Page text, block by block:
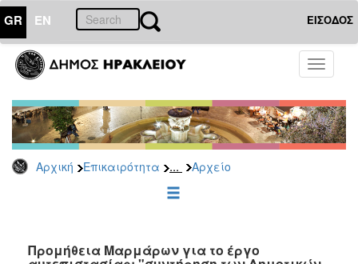
GR EN ΕΙΣΟΔΟΣ
Toggle
Αρχική Επικαιρότητα ... Αρχείο
ΕΠΙΚΑΙΡΟΤΗΤΑ
-
Δημοπρασίες
Αρχείο
2026
Προμήθεια Μαρμάρων για το έργο